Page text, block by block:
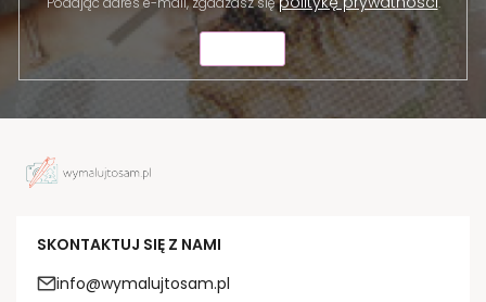
SKONTAKTUJ SIĘ Z NAMI
info@wymalujtosam.pl